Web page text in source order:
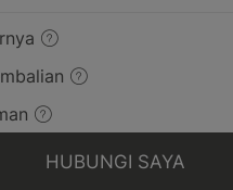
HUBUNGI SAYA